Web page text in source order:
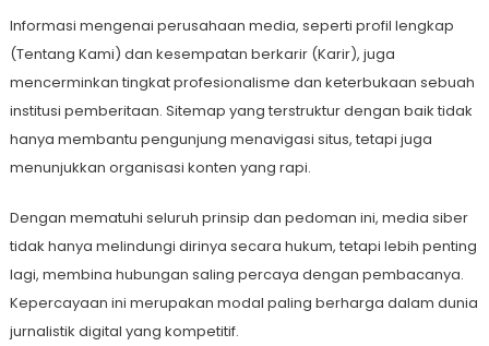
Informasi mengenai perusahaan media, seperti profil lengkap
(Tentang Kami) dan kesempatan berkarir (Karir), juga
mencerminkan tingkat profesionalisme dan keterbukaan sebuah
institusi pemberitaan. Sitemap yang terstruktur dengan baik tidak
hanya membantu pengunjung menavigasi situs, tetapi juga
menunjukkan organisasi konten yang rapi.
Dengan mematuhi seluruh prinsip dan pedoman ini, media siber
tidak hanya melindungi dirinya secara hukum, tetapi lebih penting
lagi, membina hubungan saling percaya dengan pembacanya.
Kepercayaan ini merupakan modal paling berharga dalam dunia
jurnalistik digital yang kompetitif.